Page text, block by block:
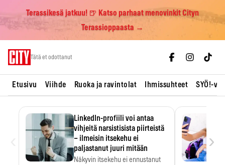
Terassikesä jatkuu! 🍺 Katso parhaat menovinkit Cityn
Terassioppaasta →
Tätä et odottanut
Etusivu Viihde Ruoka ja ravintolat Ihmissuhteet SYÖ!-
LinkedIn-profiili voi antaa
vihjeitä narsistisista piirteistä
– ilmeisin itsekehu ei
paljastanut juuri mitään
Näkyvin itsekehu ei ennustanut
›